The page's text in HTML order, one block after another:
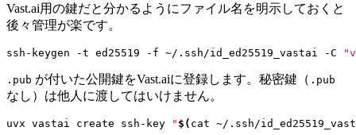
Vast.ai用の鍵だと分かるようにファイル名を明示しておくと
後々管理が楽です。
ssh-keygen -t ed25519 -f ~/.ssh/id_ed25519_vastai -C
.pub が付いた公開鍵をVast.aiに登録します。秘密鍵（ .pub
なし）は他人に渡してはいけません。
uvx vastai create ssh-key " $( cat ~/.ssh/